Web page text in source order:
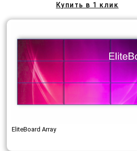
Купить в 1 клик
EliteBoard Array